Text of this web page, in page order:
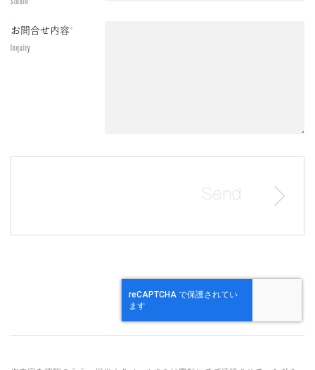
お問合せ内容*
Inquiry